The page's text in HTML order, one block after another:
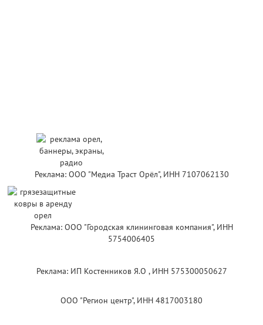
Реклама: ООО "Медиа Траст Орёл", ИНН 7107062130
Реклама: ООО "Городская клининговая компания", ИНН
5754006405
Реклама: ИП Костенников Я.О , ИНН 575300050627
ООО "Регион центр", ИНН 4817003180